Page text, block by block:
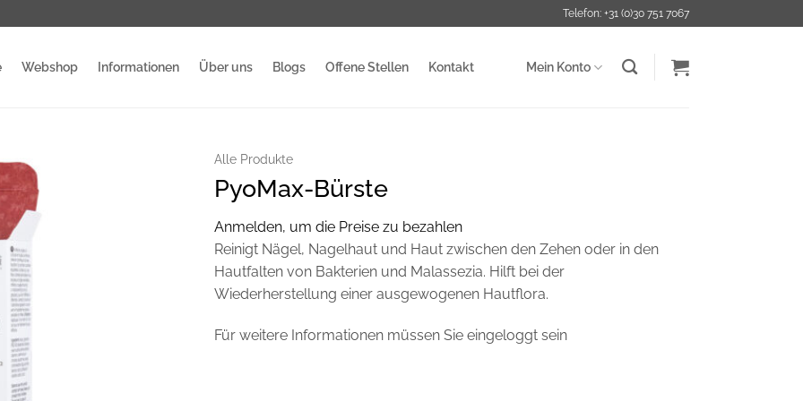
Telefon: +31 (0)30 751 7067
Webshop Informationen Über uns Blogs Offene Stellen Kontakt Mein Konto
Alle Produkte
PyoMax-Bürste
Anmelden, um die Preise zu bezahlen
Reinigt Nägel, Nagelhaut und Haut zwischen den Zehen oder in den
Hautfalten von Bakterien und Malassezia. Hilft bei der
Wiederherstellung einer ausgewogenen Hautflora.
Für weitere Informationen müssen Sie eingeloggt sein